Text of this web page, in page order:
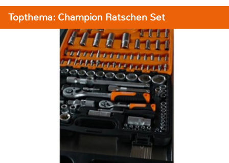
Topthema: Champion Ratschen Set